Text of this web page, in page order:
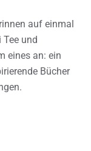
auf einmal
und
eines an: ein
Bücher